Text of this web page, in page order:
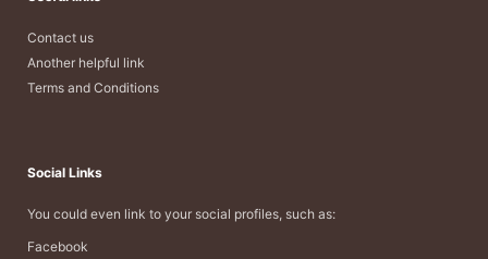
Contact us
Another helpful link
Terms and Conditions
Social Links
You could even link to your social profiles, such as:
Facebook